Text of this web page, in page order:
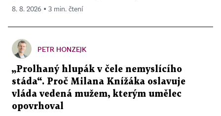
8. 8. 2026 ▪ 3 min. čtení
PETR HONZEJK
„Prolhaný hlupák v čele nemyslícího
stáda“. Proč Milana Knížáka oslavuje
vláda vedená mužem, kterým umělec
opovrhoval